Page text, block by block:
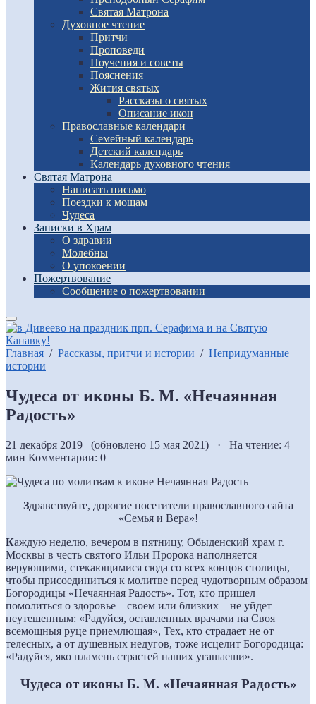
Святая Матрона
Духовное чтение
Притчи
Проповеди
Поучения и советы
Пояснения
Жития святых
Рассказы о святых
Описание икон
Православные календари
Семейный календарь
Детский календарь
Календарь духовного чтения
Святая Матрона
Написать письмо
Поездки к мощам
Чудеса
Записки в Храм
О здравии
Молебны
О упокоении
Пожертвование
Сообщение о пожертвовании
Главная / Рассказы, притчи и истории / Непридуманные
истории
Чудеса от иконы Б. М. «Нечаянная
Радость»
21 декабря 2019 (обновлено 15 мая 2021) · На чтение: 4
мин Комментарии: 0
Здравствуйте, дорогие посетители православного сайта
«Семья и Вера»!
Каждую неделю, вечером в пятницу, Обыденский храм г.
Москвы в честь святого Ильи Пророка наполняется
верующими, стекающимися сюда со всех концов столицы,
чтобы присоединиться к молитве перед чудотворным образом
Богородицы «Нечаянная Радость». Тот, кто пришел
помолиться о здоровье – своем или близких – не уйдет
неутешенным: «Радуйся, оставленных врачами на Своя
всемощныя руце приемлющая», Тех, кто страдает не от
телесных, а от душевных недугов, тоже исцелит Богородица:
«Радуйся, яко пламень страстей наших угашаеши».
Чудеса от иконы Б. М. «Нечаянная Радость»